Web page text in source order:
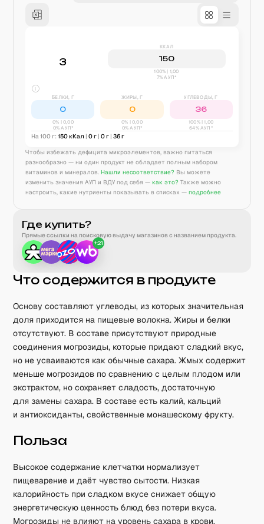
3
ККАЛ
150
100% | 1,00
7% АУП*
БЕЛКИ, Г
0
0% |0,00
0% АУП*
ЖИРЫ, Г
0
0% |0,00
0% АУП*
УГЛЕВОДЫ, Г
36
100% |1,00
64% АУП*
На 100 г: 150кКал | 0г | 0г | 36г
Чтобы избежать дефицита микроэлементов, важно питаться
разнообразно — ни один продукт не обладает полным набором
витаминов и минералов. Нашли несоответствие? Вы можете
изменить значения АУП и ВДУ под себя — как это? Также можно
настроить, какие нутриенты показывать в списках — подробнее
Где купить?
Прямые ссылки на поисковую выдачу магазинов с названием продукта.
+21
Что содержится в продукте
Основу составляют углеводы, из которых значительная
доля приходится на пищевые волокна. Жиры и белки
отсутствуют. В составе присутствуют природные
соединения могрозиды, которые придают сладкий вкус,
но не усваиваются как обычные сахара. Жмых содержит
меньше могрозидов по сравнению с целым плодом или
экстрактом, но сохраняет сладость, достаточную
для замены сахара. В составе есть калий, кальций
и антиоксиданты, свойственные монашескому фрукту.
Польза
Высокое содержание клетчатки нормализует
пищеварение и даёт чувство сытости. Низкая
калорийность при сладком вкусе снижает общую
энергетическую ценность блюд без потери вкуса.
Могрозиды не влияют на уровень сахара в крови,